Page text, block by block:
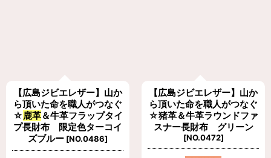
【広島ジビエレザー】山か
ら頂いた命を職人がつなぐ
☆鹿革＆牛革フラップタイ
プ長財布 限定色ターコイ
ズブルー [NO.0486]
【広島ジビエレザー】山か
ら頂いた命を職人がつなぐ
☆猪革＆牛革ラウンドファ
スナー長財布 グリーン
[NO.0472]